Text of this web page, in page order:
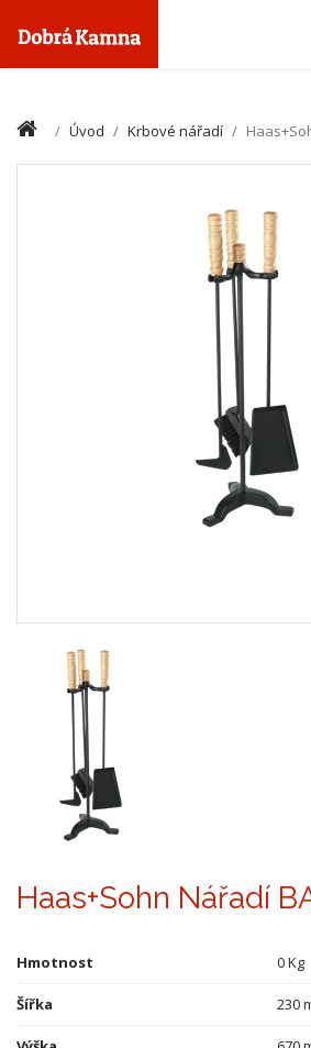
Úvod Krbové nářadí
Haas+Sohn Nářadí
Hmotnost 0 Kg
Šířka 230